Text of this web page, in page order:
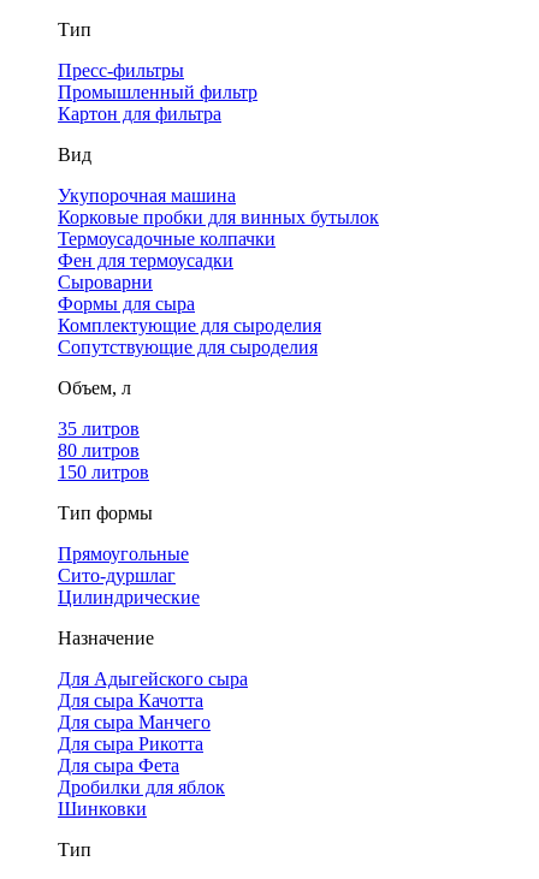
Тип
Пресс-фильтры
Промышленный фильтр
Картон для фильтра
Вид
Укупорочная машина
Корковые пробки для винных бутылок
Термоусадочные колпачки
Фен для термоусадки
Сыроварни
Формы для сыра
Комплектующие для сыроделия
Сопутствующие для сыроделия
Объем, л
35 литров
80 литров
150 литров
Тип формы
Прямоугольные
Сито-дуршлаг
Цилиндрические
Назначение
Для Адыгейского сыра
Для сыра Качотта
Для сыра Манчего
Для сыра Рикотта
Для сыра Фета
Дробилки для яблок
Шинковки
Тип